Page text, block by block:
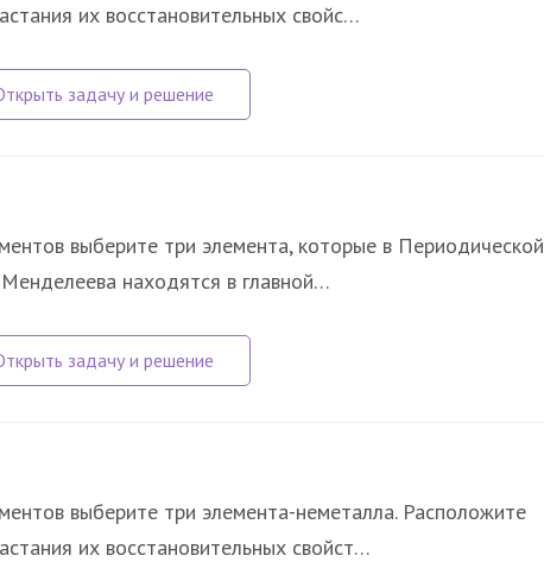
их восстановительных свойс…
выберите три элемента, которые в Периодической
находятся в главной…
выберите три элемента-неметалла. Расположите
их восстановительных свойст…